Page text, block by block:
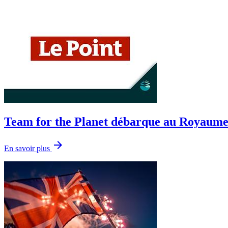
Team for the Planet débarque au
En savoir plus arrow_forward